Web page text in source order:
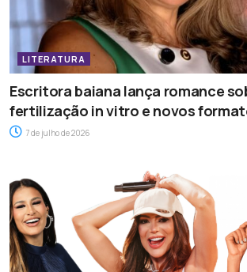
LITERATURA
Escritora baiana lança romance
fertilização in vitro e novos
7 de julho de 2026